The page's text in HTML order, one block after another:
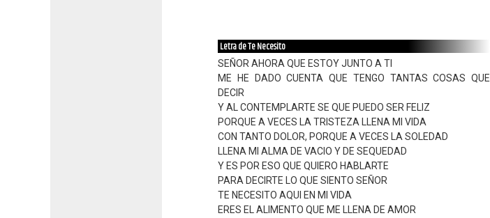
Letra de Te Necesito
SEÑOR AHORA QUE ESTOY JUNTO A TI
ME HE DADO CUENTA QUE TENGO TANTAS COSAS QUE
DECIR
Y AL CONTEMPLARTE SE QUE PUEDO SER FELIZ
PORQUE A VECES LA TRISTEZA LLENA MI VIDA
CON TANTO DOLOR, PORQUE A VECES LA SOLEDAD
LLENA MI ALMA DE VACIO Y DE SEQUEDAD
Y ES POR ESO QUE QUIERO HABLARTE
PARA DECIRTE LO QUE SIENTO SEÑOR
TE NECESITO AQUI EN MI VIDA
ERES EL ALIMENTO QUE ME LLENA DE AMOR